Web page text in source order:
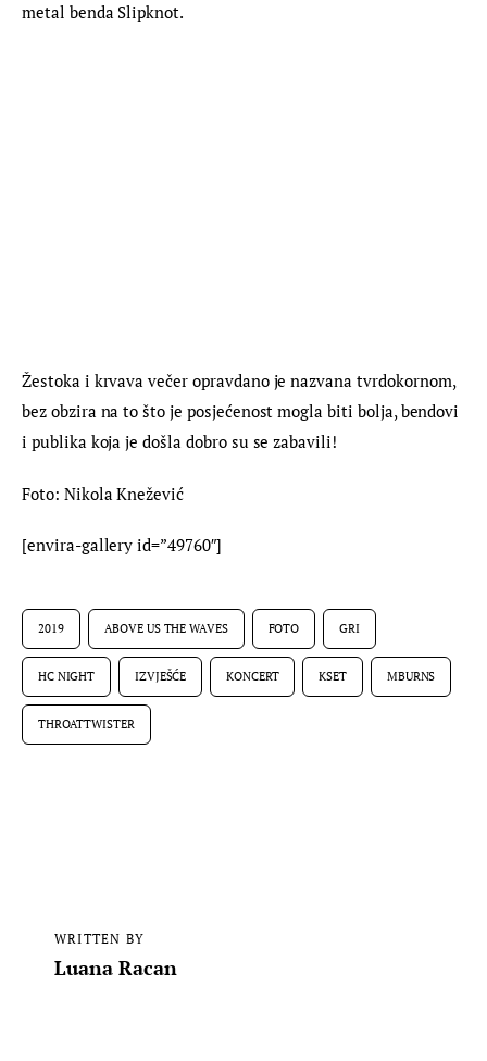
metal benda Slipknot.
Žestoka i krvava večer opravdano je nazvana tvrdokornom,
bez obzira na to što je posjećenost mogla biti bolja, bendovi
i publika koja je došla dobro su se zabavili!
Foto: Nikola Knežević
[envira-gallery id=”49760″]
2019 ABOVE US THE WAVES FOTO GRI
HC NIGHT IZVJEŠĆE KONCERT KSET MBURNS
THROATTWISTER
WRITTEN BY
Luana Racan